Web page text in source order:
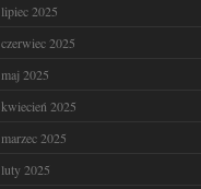
lipiec 2025
czerwiec 2025
maj 2025
kwiecień 2025
marzec 2025
luty 2025